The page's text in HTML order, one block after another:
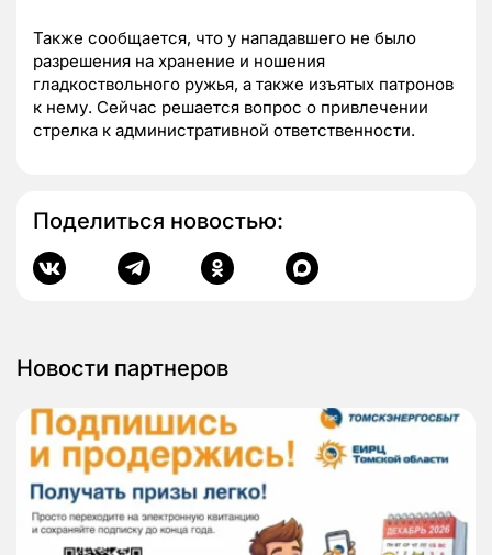
Также сообщается, что у нападавшего не было
разрешения на хранение и ношения
гладкоствольного ружья, а также изъятых патронов
к нему. Сейчас решается вопрос о привлечении
стрелка к административной ответственности.
Поделиться новостью:
Новости партнеров